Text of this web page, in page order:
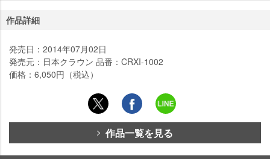
作品詳細
発売日：2014年07月02日
発売元：日本クラウン 品番：CRXI-1002
価格：6,050円（税込）
作品一覧を見る